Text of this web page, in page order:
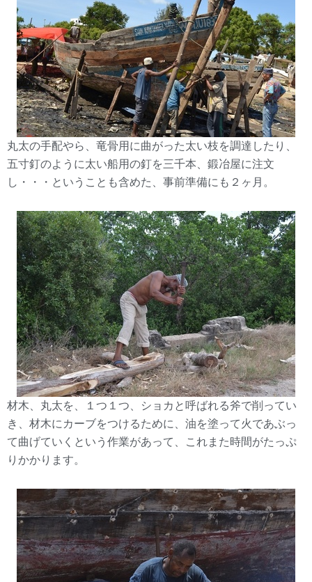
丸太の手配やら、竜骨用に曲がった太い枝を調達したり、
五寸釘のように太い船用の釘を三千本、鍛冶屋に注文
し・・・ということも含めた、事前準備にも２ヶ月。
材木、丸太を、１つ１つ、ショカと呼ばれる斧で削ってい
き、材木にカーブをつけるために、油を塗って火であぶっ
て曲げていくという作業があって、これまた時間がたっぷ
りかかります。